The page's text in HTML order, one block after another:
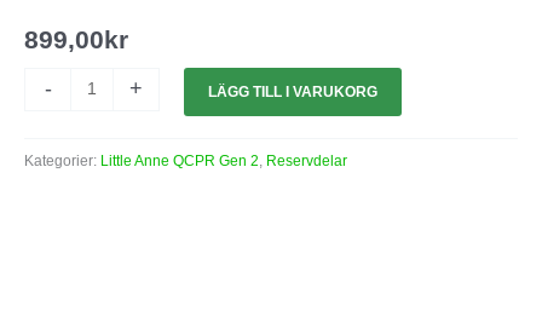
899,00kr
- + LÄGG TILL I VARUKORG
Kategorier: Little Anne QCPR Gen 2 Reservdelar